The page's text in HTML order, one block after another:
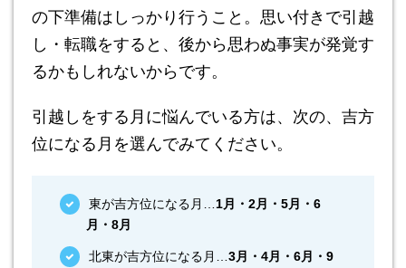
の下準備はしっかり行うこと。思い付きで引越
し・転職をすると、後から思わぬ事実が発覚す
るかもしれないからです。
引越しをする月に悩んでいる方は、次の、吉方
位になる月を選んでみてください。
東が吉方位になる月… 1月・2月・5月・6
月・8月
北東が吉方位になる月… 3月・4月・6月・9